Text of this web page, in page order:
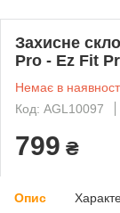
Захисне
Pro - Ez Fit
Немає в
Код: AGL10097
799 ₴
Опис